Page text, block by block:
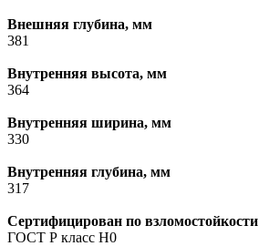
Внешняя глубина, мм
381
Внутренняя высота, мм
364
Внутренняя ширина, мм
330
Внутренняя глубина, мм
317
Сертифицирован по взломостойкости
ГОСТ Р класс Н0